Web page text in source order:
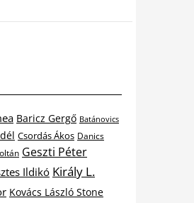
Baricz Gergő Batánovics
Csordás Ákos Danics
Geszti Péter
Ildikó Király L.
Kovács László Stone